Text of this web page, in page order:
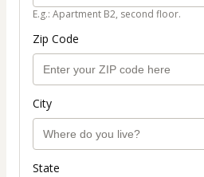
E.g.: Apartment B2, second floor.
Zip Code
City
State